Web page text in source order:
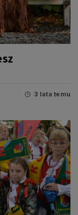
3 lata temu